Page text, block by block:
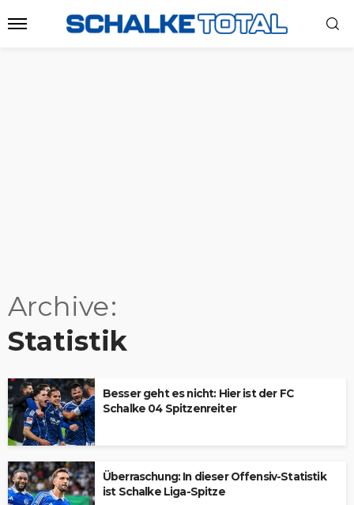
Archive
Statistik
Besser geht es nicht: Hier ist der FC
Schalke 04 Spitzenreiter
Überraschung: In dieser Offensiv-Statistik
ist Schalke Liga-Spitze